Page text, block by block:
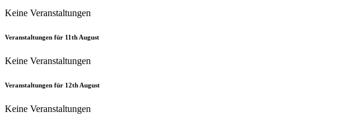
Keine Veranstaltungen
Veranstaltungen für 11th August
Keine Veranstaltungen
Veranstaltungen für 12th August
Keine Veranstaltungen